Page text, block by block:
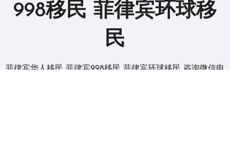
998移民 菲律宾环球移
民
菲律宾华人移民 菲律宾998移民 菲律宾环球移民 咨询微信电